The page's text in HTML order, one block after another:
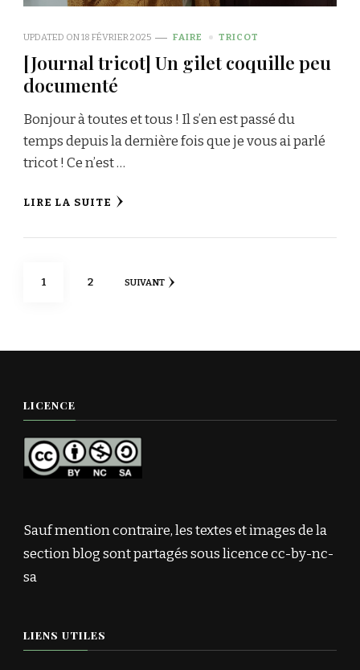
UPDATED ON18 FÉVRIER 2025 FAIRE TRICOT
[Journal tricot] Un gilet coquille peu
documenté
Bonjour à toutes et tous ! Il s’en est passé du
temps depuis la dernière fois que je vous ai parlé
tricot ! Ce n’est …
LIRE LA SUITE
Pagination
PAGE
1 PAGE
2 SUIVANT
LICENCE
Sauf mention contraire, les textes et images de la
section blog sont partagés sous licence cc-by-nc-
sa
LIENS UTILES